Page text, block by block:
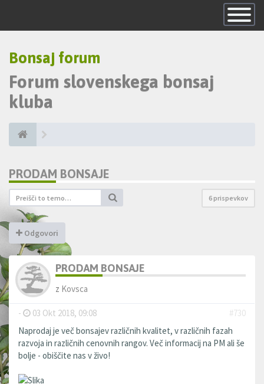
Skrij
navigacijo
Bonsaj forum
Forum slovenskega bonsaj
kluba
PRODAM BONSAJE
6 prispevkov
Odgovori
PRODAM BONSAJE
z Kovsca
- 03 Okt 2018, 09:08
#730
Naprodaj je več bonsajev različnih kvalitet, v različnih fazah
razvoja in različnih cenovnih rangov. Več informacij na PM ali še
bolje - obiščite nas v živo!